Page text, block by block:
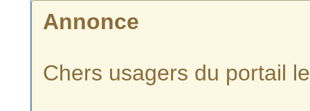
Annonce
Chers usagers du portail